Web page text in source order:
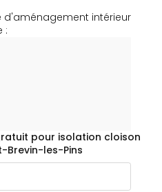
d'aménagement intérieur
:
pour isolation cloison
Brevin-les-Pins